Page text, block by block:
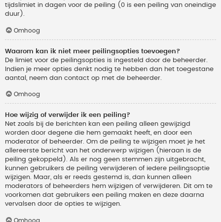
tijdslimiet in dagen voor de peiling (0 is een peiling van oneindige
duur).
Omhoog
Waarom kan ik niet meer peilingsopties toevoegen?
De limiet voor de peilingsopties is ingesteld door de beheerder.
Indien je meer opties denkt nodig te hebben dan het toegestane
aantal, neem dan contact op met de beheerder.
Omhoog
Hoe wijzig of verwijder ik een peiling?
Net zoals bij de berichten kan een peiling alleen gewijzigd
worden door degene die hem gemaakt heeft, en door een
moderator of beheerder. Om de peiling te wijzigen moet je het
allereerste bericht van het onderwerp wijzigen (hieraan is de
peiling gekoppeld). Als er nog geen stemmen zijn uitgebracht,
kunnen gebruikers de peiling verwijderen of iedere peilingsoptie
wijzigen. Maar, als er reeds gestemd is, dan kunnen alleen
moderators of beheerders hem wijzigen of verwijderen. Dit om te
voorkomen dat gebruikers een peiling maken en deze daarna
vervalsen door de opties te wijzigen.
Omhoog